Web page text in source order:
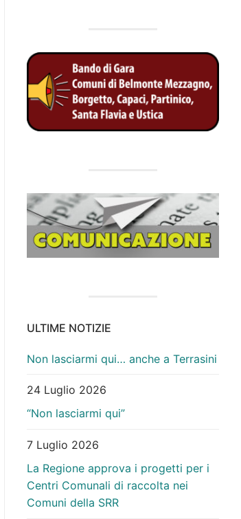
ULTIME NOTIZIE
Non lasciarmi qui… anche a Terrasini
24 Luglio 2026
“Non lasciarmi qui”
7 Luglio 2026
La Regione approva i progetti per i
Centri Comunali di raccolta nei
Comuni della SRR